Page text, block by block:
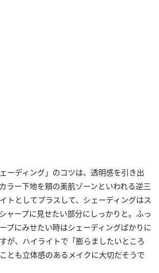
ーディング」のコツは、透明感を引き出
ラー下地を頬の美肌ゾーンといわれる逆三
トとしてプラスして、シェーディングはス
ャープに見せたい部分にしっかりと。ふっ
プにみせたい時はシェーディングばかりに
が、ハイライトで「膨らましたいところ
とも立体感のあるメイクに大切だそうで